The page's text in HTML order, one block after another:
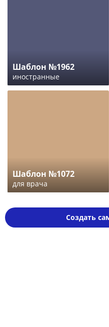
Шаблон №1962
иностранные
Шаблон №1072
для врача
Создать